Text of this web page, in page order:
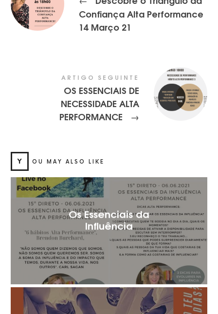
Confiança Alta Performance
14 Março 21
ARTIGO SEGUINTE
OS ESSENCIAIS DE
NECESSIDADE ALTA
PERFORMANCE
→
Y OU MAY ALSO LIKE
Os Essenciais da
Influência